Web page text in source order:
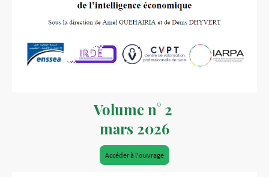
Volume n° 2
mars 2026
Accéder à l'ouvrage